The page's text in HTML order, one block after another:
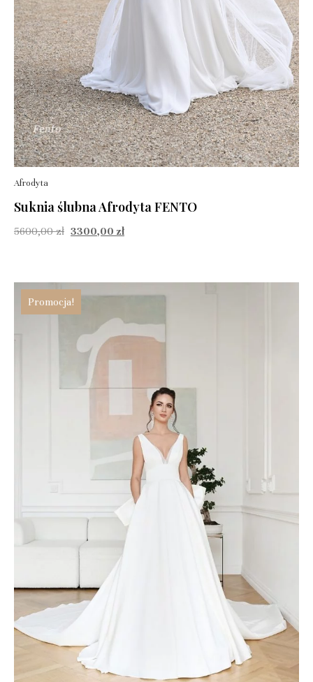
Afrodyta
Suknia ślubna Afrodyta FENTO
5600,00zł 3300,00 zł
Promocja!